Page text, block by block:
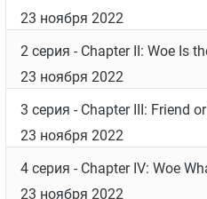
Актриса«Игры престолов»
Дата выхода